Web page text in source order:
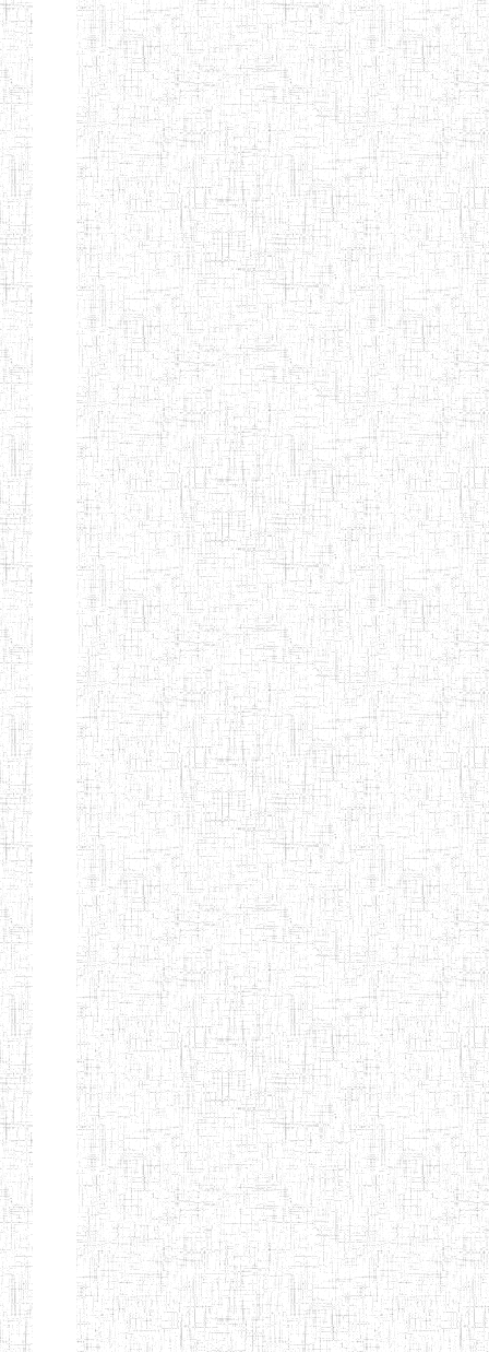
BAPTIST
TEACHERS
TRAINING
COLLEGE
08/08/1983 ENIEG
KENCHOLIA
TEACHER'S
TRAINING
COLLEGE
"K.T.T.C NDOP"
15/09/2015 ENIEG
ENIEG PRIVEE
BILINGUE
LAIQUE LES
PERFORMANCES
PEDAGOGIQUES
01/09/2015 ENIEG
ENIEG DU HAUT
NKAM
12/08/2013 ENIEG
ENIEG BILINGUE
DE L'IPEP DE
BANDJOUN
05/09/2003 ENIEG
ENIEG PRIVEE
NANFAH
07/09/2012 ENIEG
ENPIEG TERESA
JANE
14/03/2014 ENIEG
ENIEG
MODERNE
SAINTE MARIE
04/08/2010 ENIEG
ENIEG PRIVEE
BILINGUE LES
BOSONS
04/08/2010 ENIEG
ENIEG BILINGUE
LE NORMALIEN
CITOYEN
01/08/2014 ENIEG
ENIEG BILINGUE
03/10/2012 ENIEG